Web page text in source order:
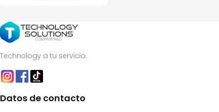
Technology a tu servicio.
Datos de contacto